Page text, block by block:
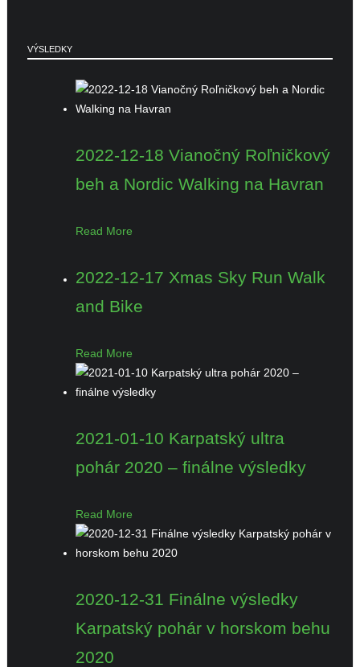
VÝSLEDKY
2022-12-18 Vianočný Roľničkový
beh a Nordic Walking na Havran
Read More
2022-12-17 Xmas Sky Run Walk
and Bike
Read More
2021-01-10 Karpatský ultra
pohár 2020 – finálne výsledky
Read More
2020-12-31 Finálne výsledky
Karpatský pohár v horskom behu
2020